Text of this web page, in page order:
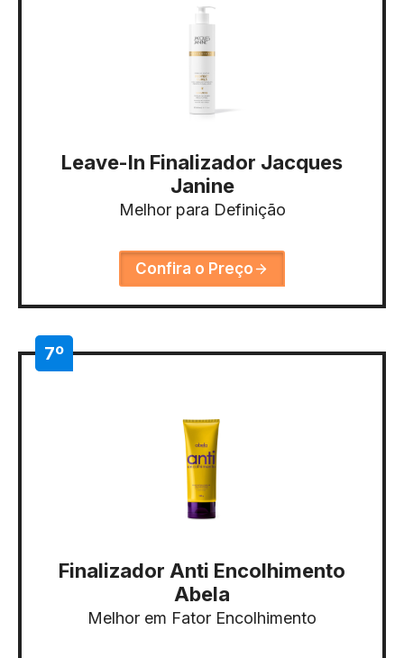
Leave-In Finalizador Jacques
Janine
Melhor para Definição
Confira o Preço
7º
Finalizador Anti Encolhimento
Abela
Melhor em Fator Encolhimento